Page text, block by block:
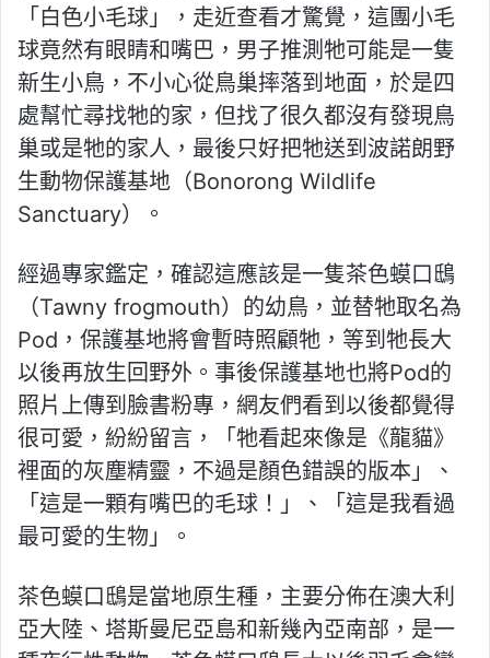
「白色小毛球」，走近查看才驚覺，這團小毛
球竟然有眼睛和嘴巴，男子推測牠可能是一隻
新生小鳥，不小心從鳥巢摔落到地面，於是四
處幫忙尋找牠的家，但找了很久都沒有發現鳥
巢或是牠的家人，最後只好把牠送到波諾朗野
生動物保護基地（Bonorong Wildlife
Sanctuary）。
經過專家鑑定，確認這應該是一隻茶色蟆口鴟
（Tawny frogmouth）的幼鳥，並替牠取名為
Pod，保護基地將會暫時照顧牠，等到牠長大
以後再放生回野外。事後保護基地也將Pod的
照片上傳到臉書粉專，網友們看到以後都覺得
很可愛，紛紛留言，「牠看起來像是《龍貓》
裡面的灰塵精靈，不過是顏色錯誤的版本」、
「這是一顆有嘴巴的毛球！」、「這是我看過
最可愛的生物」。
茶色蟆口鴟是當地原生種，主要分佈在澳大利
亞大陸、塔斯曼尼亞島和新幾內亞南部，是一